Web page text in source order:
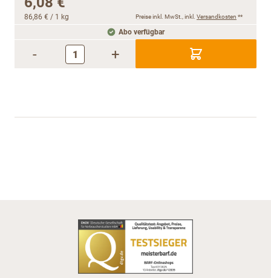
86,86 € / 1 kg Preise inkl. MwSt., inkl. Versandkosten **
Abo verfügbar
- +